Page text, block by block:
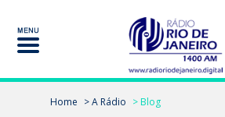
Home > A Rádio > Blog